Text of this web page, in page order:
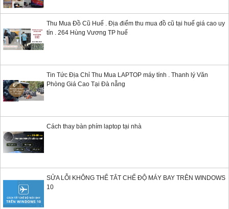
Thu Mua Đồ Cũ Huế . Địa điểm thu mua đồ cũ tại huế giá cao uy
tín . 264 Hùng Vương TP huế
Tin Tức Địa Chỉ Thu Mua LAPTOP máy tính . Thanh lý Văn
Phòng Giá Cao Tại Đà nẵng
Cách thay bàn phím laptop tại nhà
SỬA LỖI KHÔNG THỂ TẮT CHẾ ĐỘ MÁY BAY TRÊN WINDOWS
10